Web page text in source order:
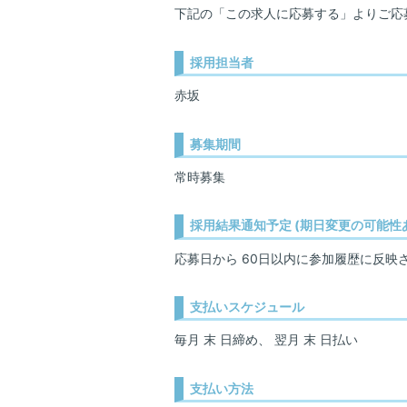
下記の「この求人に応募する」よりご応
採用担当者
赤坂
募集期間
常時募集
採用結果通知予定 (期日変更の可能性
応募日から 60日以内に参加履歴に反映
支払いスケジュール
毎月 末 日締め、 翌月 末 日払い
支払い方法